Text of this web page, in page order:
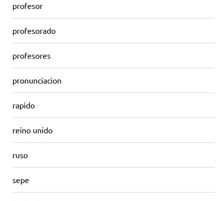
profesor
profesorado
profesores
pronunciacion
rapido
reino unido
ruso
sepe